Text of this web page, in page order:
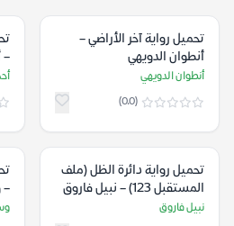
تحميل رواية آخر الأراضي –
أنطوان الدويهي
أنطوان الدويهي
(0.0)
–
تحميل رواية دائرة الظل (ملف
المستقبل 123) – نبيل فاروق
نبيل فاروق
–